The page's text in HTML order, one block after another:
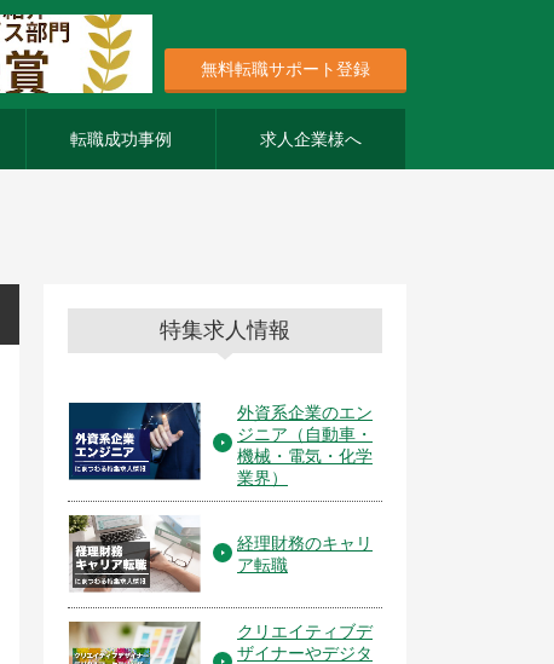
無料転職サポート登録
転職成功事例 求人企業様へ
特集求人情報
外資系企業のエン
ジニア（自動車・
機械・電気・化学
業界）
経理財務のキャリ
ア転職
クリエイティブデ
ザイナーやデジタ